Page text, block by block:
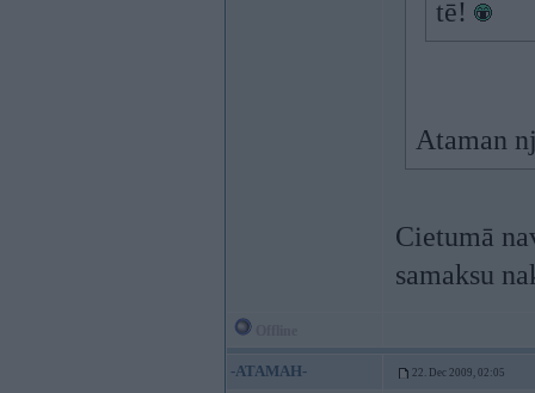
tē!
Ataman
Cietumā
samaksu
-ATAMAH- 22. Dec 2009, 02:05